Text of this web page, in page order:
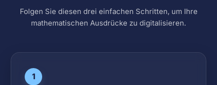
Folgen Sie diesen drei einfachen Schritten, um Ihre
mathematischen Ausdrücke zu digitalisieren.
1